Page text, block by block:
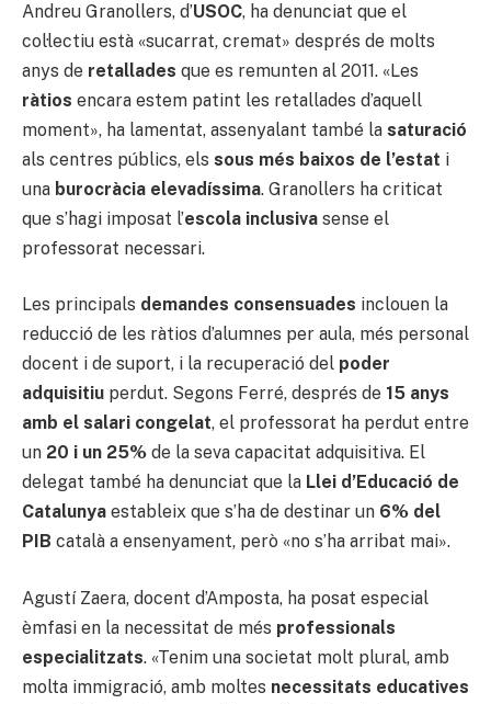
Andreu Granollers, d’USOC, ha denunciat que el
col·lectiu està «sucarrat, cremat» després de molts
anys de retallades que es remunten al 2011. «Les
ràtios encara estem patint les retallades d’aquell
moment», ha lamentat, assenyalant també la saturació
als centres públics, els sous més baixos de l’estat i
una burocràcia elevadíssima. Granollers ha criticat
que s’hagi imposat l’escola inclusiva sense el
professorat necessari.
Les principals demandes consensuades inclouen la
reducció de les ràtios d’alumnes per aula, més personal
docent i de suport, i la recuperació del poder
adquisitiu perdut. Segons Ferré, després de 15 anys
amb el salari congelat, el professorat ha perdut entre
un 20 i un 25% de la seva capacitat adquisitiva. El
delegat també ha denunciat que la Llei d’Educació de
Catalunya estableix que s’ha de destinar un 6% del
PIB català a ensenyament, però «no s’ha arribat mai».
Agustí Zaera, docent d’Amposta, ha posat especial
èmfasi en la necessitat de més professionals
especialitzats. «Tenim una societat molt plural, amb
molta immigració, amb moltes necessitats educatives